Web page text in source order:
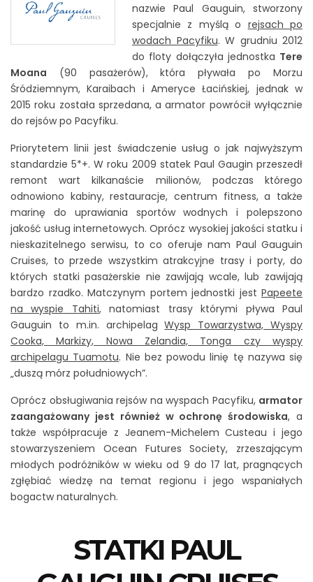
nazwie Paul Gauguin, stworzony
specjalnie z myślą o rejsach po
wodach Pacyfiku. W grudniu 2012
do floty dołączyła jednostka Tere
Moana (90 pasażerów), która pływała po Morzu
Śródziemnym, Karaibach i Ameryce Łacińskiej, jednak w
2015 roku została sprzedana, a armator powrócił wyłącznie
do rejsów po Pacyfiku.
Priorytetem linii jest świadczenie usług o jak najwyższym
standardzie 5*+. W roku 2009 statek Paul Gaugin przeszedł
remont wart kilkanaście milionów, podczas którego
odnowiono kabiny, restauracje, centrum fitness, a także
marinę do uprawiania sportów wodnych i polepszono
jakość usług internetowych. Oprócz wysokiej jakości statku i
nieskazitelnego serwisu, to co oferuje nam Paul Gauguin
Cruises, to przede wszystkim atrakcyjne trasy i porty, do
których statki pasażerskie nie zawijają wcale, lub zawijają
bardzo rzadko. Matczynym portem jednostki jest Papeete
na wyspie Tahiti, natomiast trasy którymi pływa Paul
Gauguin to m.in. archipelagWysp Towarzystwa, Wyspy
Cooka, Markizy, Nowa Zelandia, Tonga czy wyspy
archipelagu Tuamotu. Nie bez powodu linię tę nazywa się
„duszą mórz południowych”.
Oprócz obsługiwania rejsów na wyspach Pacyfiku, armator
zaangażowany jest również w ochronę środowiska, a
także współpracuje z Jeanem-Michelem Custeau i jego
stowarzyszeniem Ocean Futures Society, zrzeszającym
młodych podróżników w wieku od 9 do 17 lat, pragnących
zgłębiać wiedzę na temat regionu i jego wspaniałych
bogactw naturalnych.
STATKI PAUL